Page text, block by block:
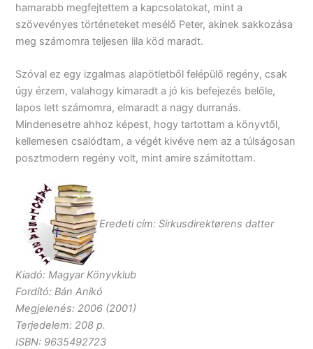
hamarabb megfejtettem a kapcsolatokat, mint a
szövevényes történeteket mesélő Peter, akinek sakkozása
meg számomra teljesen lila köd maradt.
Szóval ez egy izgalmas alapötletből felépülő regény, csak
úgy érzem, valahogy kimaradt a jó kis befejezés belőle,
lapos lett számomra, elmaradt a nagy durranás.
Mindenesetre ahhoz képest, hogy tartottam a könyvtől,
kellemesen csalódtam, a végét kivéve nem az a túlságosan
posztmodern regény volt, mint amire számítottam.
Eredeti cím: Sirkusdirektørens datter
Kiadó: Magyar Könyvklub
Fordító: Bán Anikó
Megjelenés: 2006 (2001)
Terjedelem: 208 p.
ISBN: 9635492723